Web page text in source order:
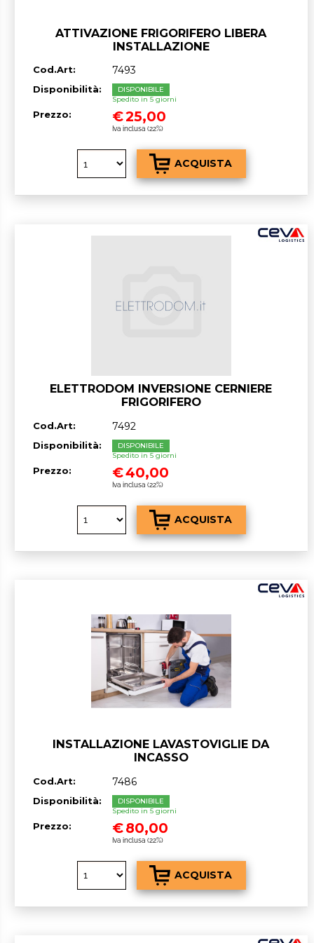
ATTIVAZIONE FRIGORIFERO LIBERA
INSTALLAZIONE
Cod.Art: 7493
Disponibilità:
DISPONIBILE
Spedito in 5 giorni
Prezzo: €25,00
Iva inclusa (22%)
ELETTRODOM INVERSIONE CERNIERE
FRIGORIFERO
Cod.Art: 7492
Disponibilità:
DISPONIBILE
Spedito in 5 giorni
Prezzo: €40,00
Iva inclusa (22%)
INSTALLAZIONE LAVASTOVIGLIE DA
INCASSO
Cod.Art: 7486
Disponibilità:
DISPONIBILE
Spedito in 5 giorni
Prezzo: €80,00
Iva inclusa (22%)